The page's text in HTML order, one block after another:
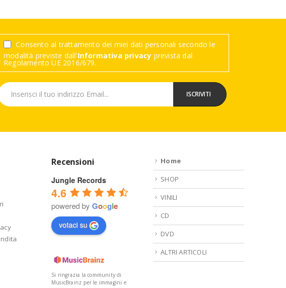
Consento al trattamento dei miei dati personali secondo le
modalità previste dall'Informativa privacy prevista dal
Regolamento UE 2016/679.
Recensioni
Jungle Records
4.6
powered by Google
votaci su
Si ringrazia la community di
MusicBrainz per le immagini e
Home
SHOP
VINILI
CD
DVD
ALTRI ARTICOLI